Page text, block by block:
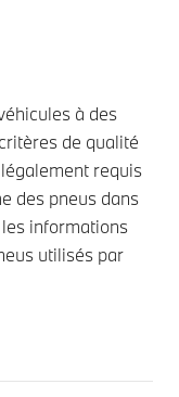
à des
de qualité
requis
des pneus dans
informations
utilisés par